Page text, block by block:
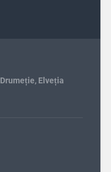
Drumeție, Elveția